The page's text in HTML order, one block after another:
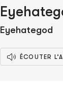
Eyehategod
ÉCOUTER